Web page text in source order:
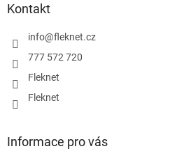
Kontakt
info@fleknet.cz
777 572 720
Fleknet
Fleknet
Informace pro vás